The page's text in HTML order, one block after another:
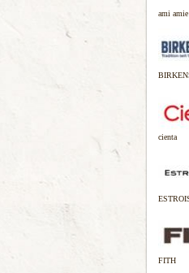
ami amie
cienta
FITH